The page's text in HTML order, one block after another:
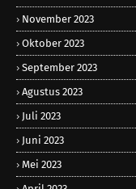
November 2023
Oktober 2023
September 2023
Agustus 2023
Juli 2023
Juni 2023
Mei 2023